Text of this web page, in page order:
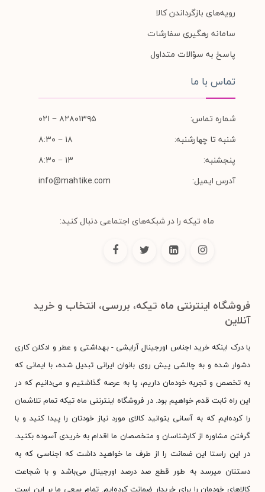
رویه‌های بازگرداندن کالا
سامانه رهگیری سفارشات
پاسخ به سؤالات متداول
تماس با ما
شماره تماس:
۸۲۸۰۱۳۹۵ − ۰۲۱
شنبه تا چهارشنبه:
۱۸ − ۸:۳۰
پنجشنبه:
۱۳ − ۸:۳۰
آدرس ایمیل:
info@mahtike.com
ماه تیکه را در شبکه‌های اجتماعی دنبال کنید:
فروشگاه اینترنتی ماه تیکه، بررسی، انتخاب و خرید
آنلاین
با درک اینکه خرید اجناس اورجینال آرایشی - بهداشتی و عطر و ادکلن کاری
دشوار شده و به چالشی پیش روی بانوان ایرانی تبدیل شده، با ایمانی که
به تخصص و تجربه خودمان داریم، پا به عرصه گذاشتیم و می‌دانیم که در
این راه ثابت قدم خواهیم بود. در فروشگاه اینترنتی ماه تیکه تمام تلاشمان
را کرده‌ایم که به آسانی بتوانید کالای مورد نیاز خودتان را پیدا کنید و با
گرفتن مشاوره از کارشناسان و متخصصان ما اقدام به خریدی آسوده بکنید.
در این راستا این ضمانت را از طرف ما خواهید داشت که اجناسی که به
دستتان میرسد به طور قطع صد درصد اورجینال می‌باشد و با شجاعت
کالاهای خودمان را برای خریدار ضمانت کرده‌ایم. تمام سعی ما بر این است